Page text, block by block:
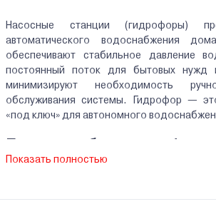
Насосные станции (гидрофоры)
автоматического водоснабжения
обеспечивают стабильное давление
постоянный поток для бытовых нужд
минимизируют необходимость
обслуживания системы. Гидрофор —
«под ключ» для автономного
Принцип работы гидрофора
Показать полностью